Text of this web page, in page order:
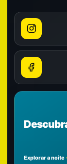
Explorar a noite